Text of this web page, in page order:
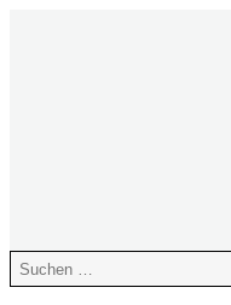
Suche
nach: